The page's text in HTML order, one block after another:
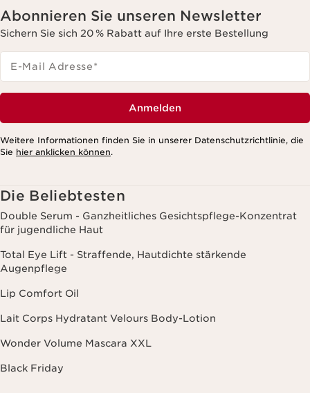
Abonnieren Sie unseren Newsletter
Sichern Sie sich 20 % Rabatt auf Ihre erste Bestellung
E-Mail Adresse*
Anmelden
Weitere Informationen finden Sie in unserer Datenschutzrichtlinie, die
Sie hier anklicken können.
Die Beliebtesten
Double Serum - Ganzheitliches Gesichtspflege-Konzentrat
für jugendliche Haut
Total Eye Lift - Straffende, Hautdichte stärkende
Augenpflege
Lip Comfort Oil
Lait Corps Hydratant Velours Body-Lotion
Wonder Volume Mascara XXL
Black Friday